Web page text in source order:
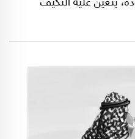
من معهد "تشاتام